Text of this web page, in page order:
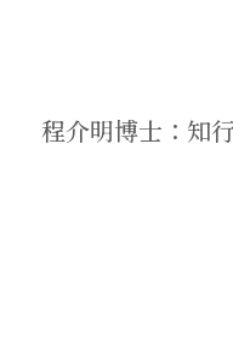
程介明博士：知